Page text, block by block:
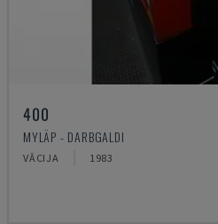
400
MYLÄP - DARBGALDI
VĀCIJA 1983